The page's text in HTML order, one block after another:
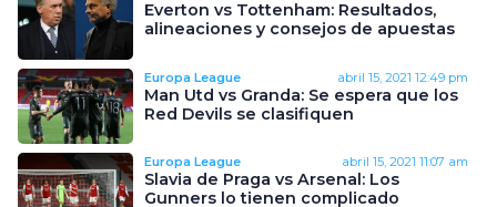
Everton vs Tottenham: Resultados,
alineaciones y consejos de apuestas
Europa League abril 15, 2021 12:49 pm
Man Utd vs Granda: Se espera que los
Red Devils se clasifiquen
Europa League abril 15, 2021 11:07 am
Slavia de Praga vs Arsenal: Los
Gunners lo tienen complicado